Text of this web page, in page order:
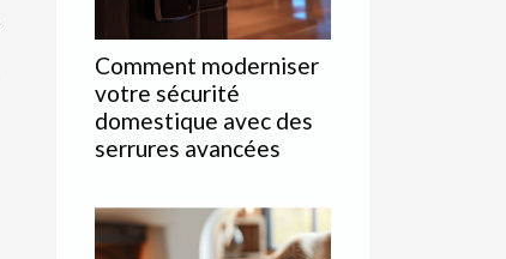
Comment moderniser
votre sécurité
domestique avec des
serrures avancées